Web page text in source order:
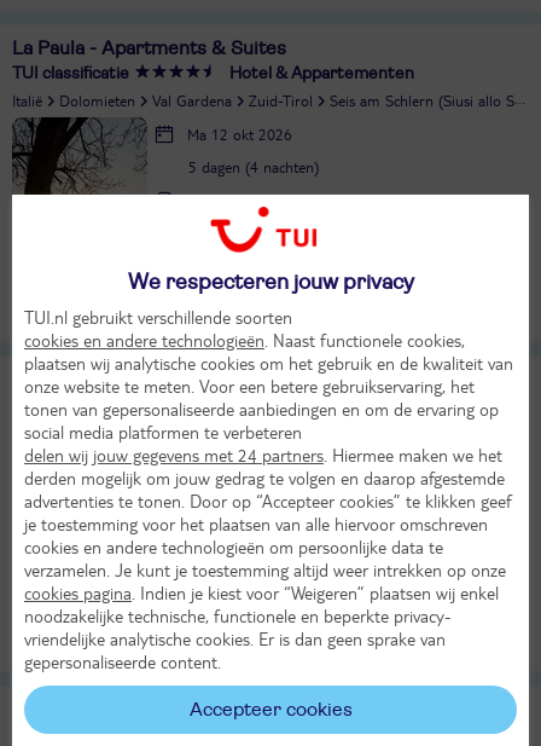
La Paula - Apartments & Suites
TUI classificatie Hotel & Appartementen
Italië Dolomieten Val Gardena Zuid-Tirol Seis am Schlern (Siusi allo Sciliar)
KASSAKORTING
in okt
Ma 12 okt 2026
5 dagen (4 nachten)
Eigen vervoer
Logies ontbijt
per persoon
La Truga
TUI classificatie Appartementen
Italië Dolomieten Val Gardena Zuid-Tirol
LAST MINUTE!
16°
in sep
Zo 20 sep 2026
4 dagen (3 nachten)
Eigen vervoer
Logies ontbijt
360,-
per persoon
Alle verplichte kosten inbegrepen!
Meisules
TUI classificatie Hotel
We respecteren jouw privacy
TUI.nl gebruikt verschillende soorten
cookies en andere technologieën . Naast functionele cookies,
plaatsen wij analytische cookies om het gebruik en de kwaliteit van
onze website te meten. Voor een betere gebruikservaring, het
tonen van gepersonaliseerde aanbiedingen en om de ervaring op
social media platformen te verbeteren
delen wij jouw gegevens met 24 partners . Hiermee maken we het
derden mogelijk om jouw gedrag te volgen en daarop afgestemde
advertenties te tonen. Door op “Accepteer cookies” te klikken geef
je toestemming voor het plaatsen van alle hiervoor omschreven
cookies en andere technologieën om persoonlijke data te
verzamelen. Je kunt je toestemming altijd weer intrekken op onze
cookies pagina . Indien je kiest voor “Weigeren” plaatsen wij enkel
noodzakelijke technische, functionele en beperkte privacy-
vriendelijke analytische cookies. Er is dan geen sprake van
gepersonaliseerde content.
Accepteer cookies